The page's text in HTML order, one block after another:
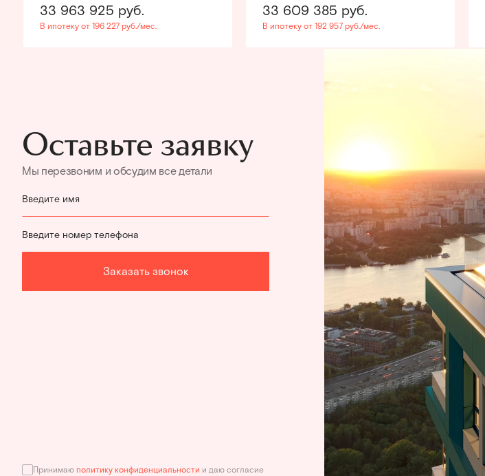
33 963 925 руб.
В ипотеку от 196 227 руб./мес.
33 609 385 руб.
В ипотеку от 192 957 руб./мес.
Оставьте заявку
Мы перезвоним и обсудим все детали
Введите имя
Введите номер телефона
Заказать звонок
Принимаю политику конфиденциальности и даю согласие